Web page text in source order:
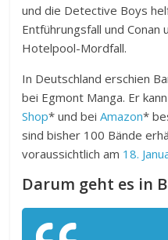
und die Detective Boys
Entführungsfall und
Hotelpool-Mordfall.
In Deutschland erschien
bei Egmont Manga. Er
Shop* und beiAmazon*
sind bisher 100 Bände
voraussichtlich am 18.
Darum geht es in